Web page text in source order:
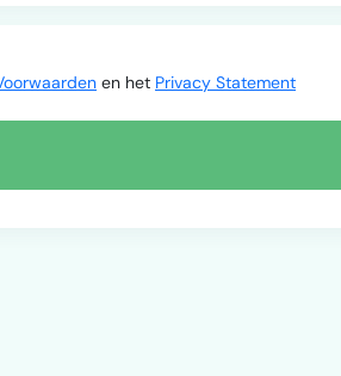
en het Privacy Statement